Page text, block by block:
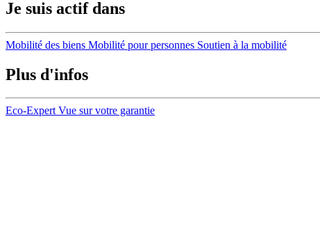
Je suis actif dans
Mobilité des biens Mobilité pour personnes Soutien à la mobilité
Plus d'infos
Eco-Expert Vue sur votre garantie